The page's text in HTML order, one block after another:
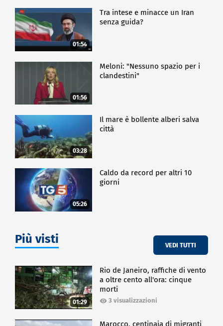
01:54
Tra intese e minacce un Iran
senza guida?
01:56
Meloni: "Nessuno spazio per i
clandestini"
03:28
Il mare è bollente alberi salva
città
05:26
Caldo da record per altri 10
giorni
Più visti VEDI TUTTI
01:29
Rio de Janeiro, raffiche di vento
a oltre cento all'ora: cinque
morti
3 visualizzazioni
Marocco, centinaia di migranti